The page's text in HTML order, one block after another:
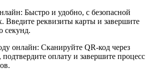
Быстро и удобно, с безопасной
Введите реквизиты карты и завершите
секунд.
онлайн: Сканируйте QR-код через
оплату и завершите процесс